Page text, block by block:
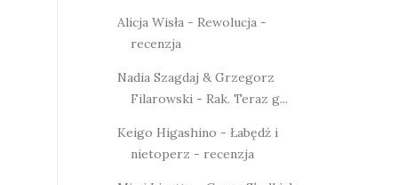
Alicja Wisła - Rewolucja -
recenzja
Nadia Szagdaj & Grzegorz
Filarowski - Rak. Teraz g...
Keigo Higashino - Łabędź i
nietoperz - recenzja